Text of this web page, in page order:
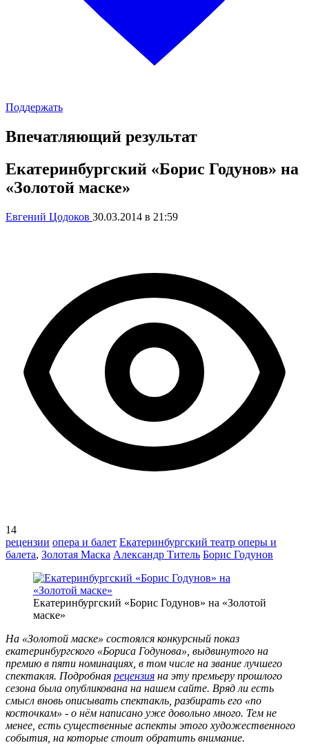
Поддержать
Впечатляющий результат
Екатеринбургский «Борис Годунов» на
«Золотой маске»
Евгений Цодоков 30.03.2014 в 21:59
14
рецензии опера и балет Екатеринбургский театр оперы и
балета, Золотая Маска Александр Титель Борис Годунов
Екатеринбургский «Борис Годунов» на «Золотой
маске»
На «Золотой маске» состоялся конкурсный показ
екатеринбургского «Бориса Годунова», выдвинутого на
премию в пяти номинациях, в том числе на звание лучшего
спектакля. Подробная рецензия на эту премьеру прошлого
сезона была опубликована на нашем сайте. Вряд ли есть
смысл вновь описывать спектакль, разбирать его «по
косточкам» - о нём написано уже довольно много. Тем не
менее, есть существенные аспекты этого художественного
события, на которые стоит обратить внимание.